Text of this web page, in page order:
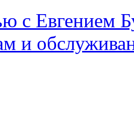
с Евгением
и